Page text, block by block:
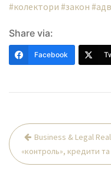
#колектори #закон
Share via:
Facebook
Навігація
записів
Business & Legal
«контроль», кредити